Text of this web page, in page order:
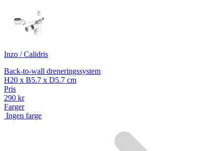
Inzo / Calidris
Back-to-wall dreneringssystem
H20 x B5.7 x D5.7 cm
Pris
290 kr
Farger
Ingen farge